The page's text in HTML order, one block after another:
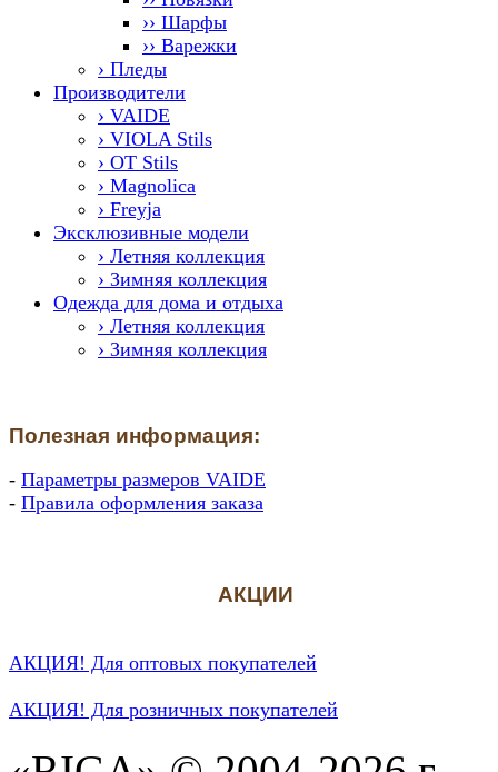
›› Шарфы
›› Варежки
› Пледы
Производители
› VAIDE
› VIOLA Stils
› OT Stils
› Magnolica
› Freyja
Эксклюзивные модели
› Летняя коллекция
› Зимняя коллекция
Одежда для дома и отдыха
› Летняя коллекция
› Зимняя коллекция
Полезная информация:
- Параметры размеров VAIDE
- Правила оформления заказа
АКЦИИ
АКЦИЯ! Для оптовых покупателей
АКЦИЯ! Для розничных покупателей